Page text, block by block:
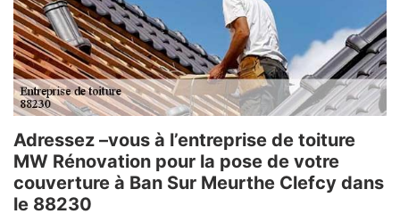
Adressez –vous à l’entreprise de toiture
MW Rénovation pour la pose de votre
couverture à Ban Sur Meurthe Clefcy dans
le 88230